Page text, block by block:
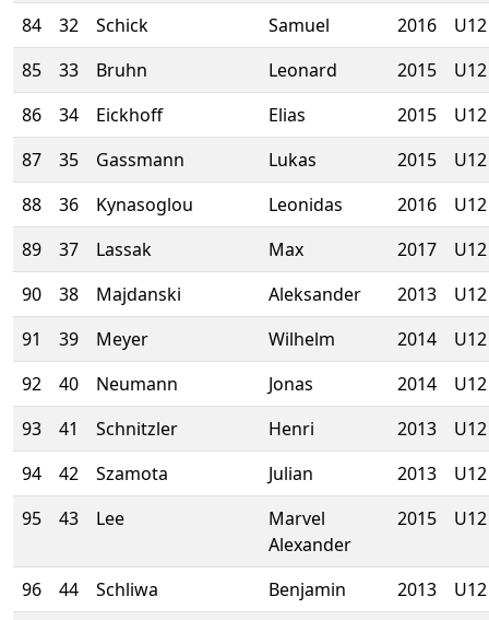
84
32 Schick Samuel 2016
U12
85
33 Bruhn Leonard 2015
U12
86
34 Eickhoff Elias 2015
U12
87
35 Gassmann Lukas 2015
U12
88
36 Kynasoglou Leonidas 2016
U12
89
37 Lassak Max 2017
U12
90
38 Majdanski Aleksander 2013
U12
91
39 Meyer Wilhelm 2014
U12
92
40 Neumann Jonas 2014
U12
93
41 Schnitzler Henri 2013
U12
94
42 Szamota Julian 2013
U12
95
43 Lee
Marvel
Alexander
2015 U12
96 44 Schliwa Benjamin 2013
U12